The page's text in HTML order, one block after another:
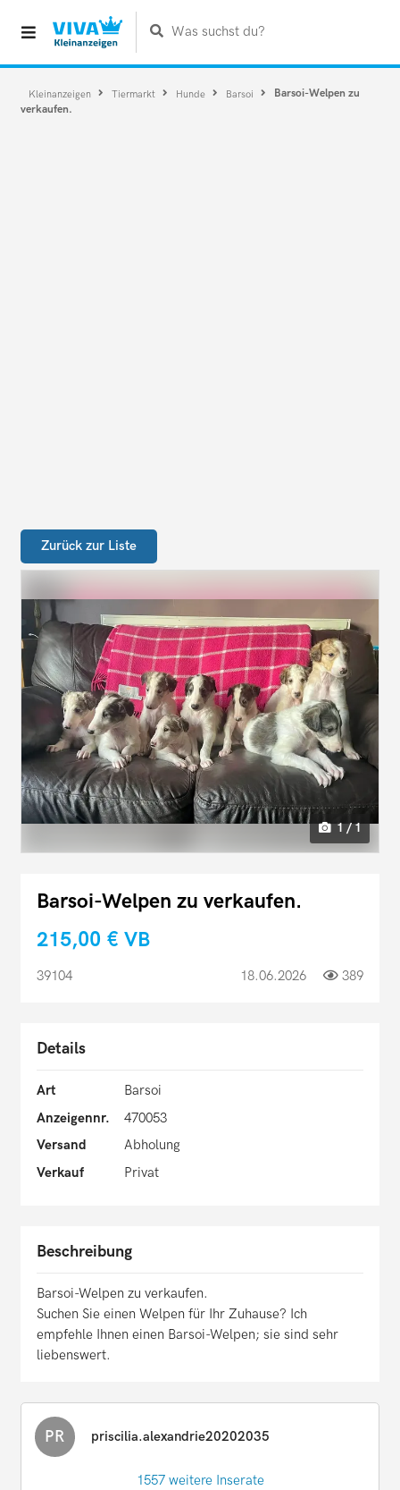
Was suchst du?
Kleinanzeigen Tiermarkt Hunde Barsoi
Barsoi-Welpen zu
verkaufen.
Zurück zur Liste
1 / 1
Barsoi-Welpen zu verkaufen.
215,00 € VB
39104 18.06.2026 389
Details
Art
Barsoi
Anzeigennr.
470053
Versand
Abholung
Verkauf
Privat
Beschreibung
Barsoi-Welpen zu verkaufen.
Suchen Sie einen Welpen für Ihr Zuhause? Ich
empfehle Ihnen einen Barsoi-Welpen; sie sind sehr
liebenswert.
PR priscilia.alexandrie20202035
1557 weitere Inserate